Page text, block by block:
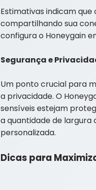
Estimativas indicam
compartilhando sua
configura o Honeygain
Segurança e
Um ponto crucial para
a privacidade. O
sensíveis estejam
a quantidade de
personalizada.
Dicas para